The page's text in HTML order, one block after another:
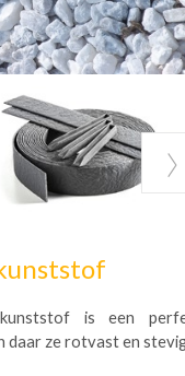
is een
ze rotvast en